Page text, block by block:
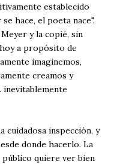
establecido
hace, el poeta nace".
y la copié, sin
a propósito de
imaginemos,
creamos y
inevitablemente
cuidadosa inspección, y
donde hacerlo. La
público quiere ver bien